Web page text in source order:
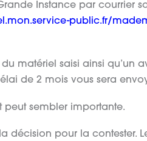
Instance par courrier
public.fr/
matériel saisi ainsi qu’un
de 2 mois vous sera
peut sembler importante.
décision pour la contester.